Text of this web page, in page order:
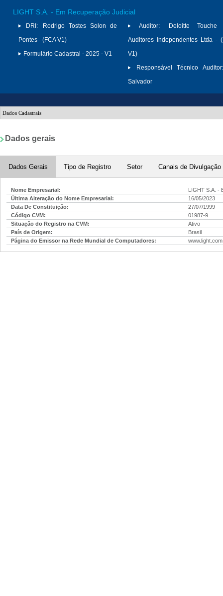
LIGHT S.A. - Em Recuperação Judicial
DRI:
Rodrigo Tostes Solon de
Pontes - (FCA V1)
Formulário Cadastral - 2025 - V1
Auditor:
Deloitte Touche
Auditores Independentes Ltda -
V1)
Responsável Técnico Auditor:
Salvador